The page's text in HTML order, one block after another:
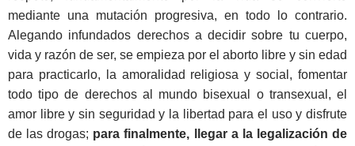
mediante una mutación progresiva, en todo lo contrario.
Alegando infundados derechos a decidir sobre tu cuerpo,
vida y razón de ser, se empieza por el aborto libre y sin edad
para practicarlo, la amoralidad religiosa y social, fomentar
todo tipo de derechos al mundo bisexual o transexual, el
amor libre y sin seguridad y la libertad para el uso y disfrute
de las drogas; para finalmente, llegar a la legalización de